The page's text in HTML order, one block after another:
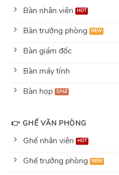
Bàn nhân viên
Bàn trưởng phòng
Bàn giám đốc
Bàn máy tính
Bàn họp
👉 GHẾ VĂN PHÒNG
Ghế nhân viên
Ghế trưởng phòng